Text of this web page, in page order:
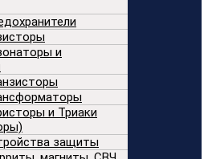
и
и Триаки
защиты